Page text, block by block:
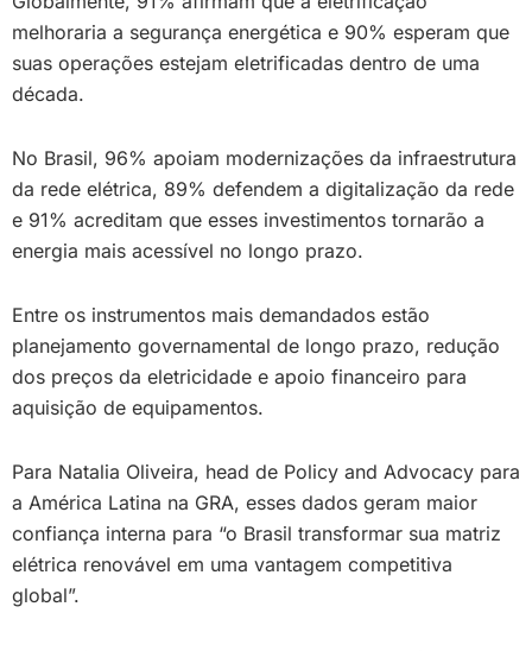
melhoraria a segurança energética e 90% esperam que
suas operações estejam eletrificadas dentro de uma
década.
No Brasil, 96% apoiam modernizações da infraestrutura
da rede elétrica, 89% defendem a digitalização da rede
e 91% acreditam que esses investimentos tornarão a
energia mais acessível no longo prazo.
Entre os instrumentos mais demandados estão
planejamento governamental de longo prazo, redução
dos preços da eletricidade e apoio financeiro para
aquisição de equipamentos.
Para Natalia Oliveira, head de Policy and Advocacy para
a América Latina na GRA, esses dados geram maior
confiança interna para “o Brasil transformar sua matriz
elétrica renovável em uma vantagem competitiva
global”.